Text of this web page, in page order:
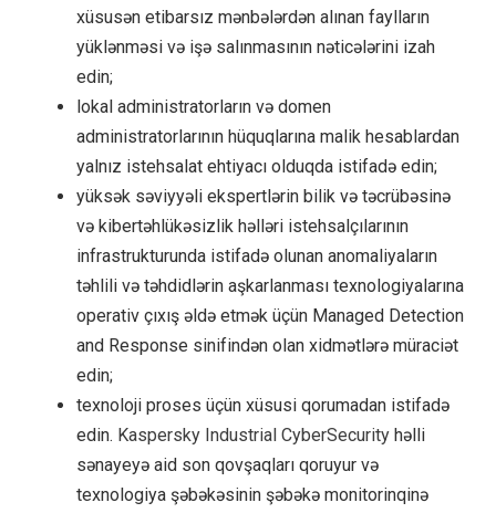
xüsusən etibarsız mənbələrdən alınan faylların
yüklənməsi və işə salınmasının nəticələrini izah
edin;
lokal administratorların və domen
administratorlarının hüquqlarına malik hesablardan
yalnız istehsalat ehtiyacı olduqda istifadə edin;
yüksək səviyyəli ekspertlərin bilik və təcrübəsinə
və kibertəhlükəsizlik həlləri istehsalçılarının
infrastrukturunda istifadə olunan anomaliyaların
təhlili və təhdidlərin aşkarlanması texnologiyalarına
operativ çıxış əldə etmək üçün Managed Detection
and Response sinifindən olan xidmətlərə müraciət
edin;
texnoloji proses üçün xüsusi qorumadan istifadə
edin. Kaspersky Industrial CyberSecurity həlli
sənayeyə aid son qovşaqları qoruyur və
texnologiya şəbəkəsinin şəbəkə monitorinqinə